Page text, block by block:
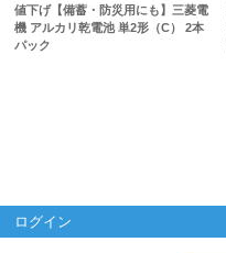
値下げ【備蓄・防災用にも】三菱電
機 アルカリ乾電池 単2形（C） 2本
パック
ログイン